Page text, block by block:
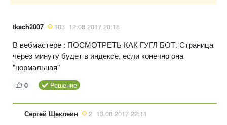
tkach2007 103 12.08.2017 20:18
В вебмастере : ПОСМОТРЕТЬ КАК ГУГЛ БОТ. Страница
через минуту будет в индексе, если конечно она
"нормальная"
0 Решение
Сергей Щеклеин 2 13.08.2017 22:11